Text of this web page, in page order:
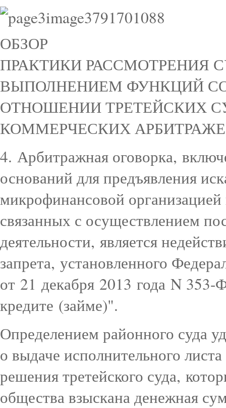
ОБЗОР
ПРАКТИКИ РАССМОТРЕНИЯ
ВЫПОЛНЕНИЕМ ФУНКЦИЙ
ОТНОШЕНИИ ТРЕТЕЙСКИХ
КОММЕРЧЕСКИХ
4. Арбитражная оговорка,
оснований для предъявления
микрофинансовой
связанных с осуществлением
деятельности, является
запрета, установленного
от 21 декабря 2013 года N
кредите (займе)".
Определением районного суда
о выдаче исполнительного
решения третейского суда,
общества взыскана денежная